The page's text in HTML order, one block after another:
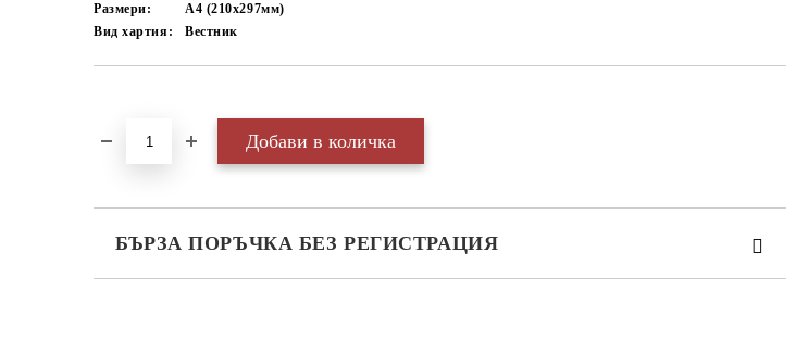
Размери:
А4 (210х297мм)
Вид хартия:
Вестник
БЪРЗА ПОРЪЧКА БЕЗ РЕГИСТРАЦИЯ